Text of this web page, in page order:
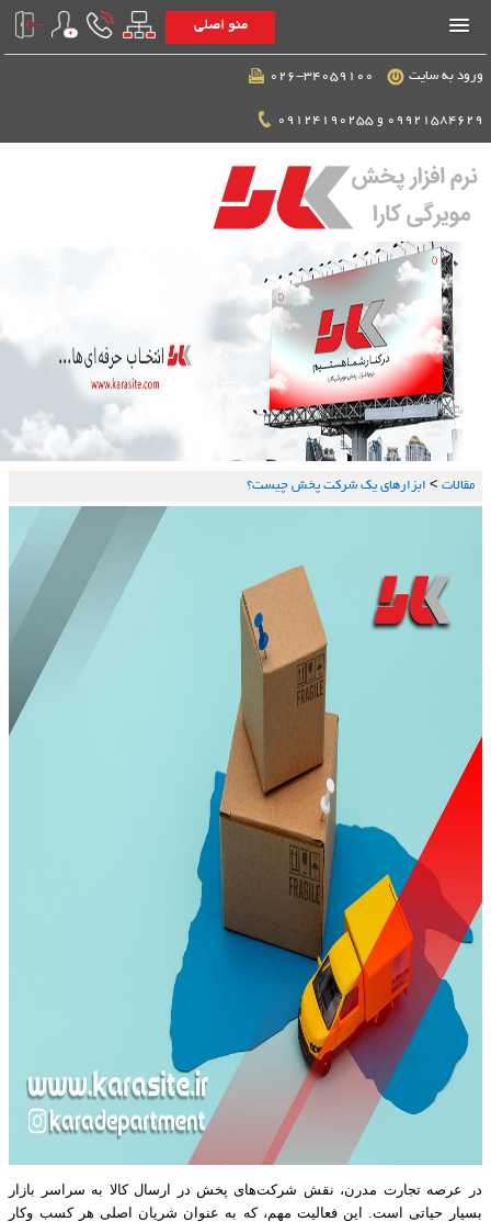
منو اصلی
ورود به سایت
مقالات > ابزارهای یک شرکت پخش چیست؟
در عرصه تجارت مدرن، نقش شرکت‌های پخش در ارسال کالا به سراسر بازار
بسیار حیاتی است. این فعالیت مهم، که به عنوان شریان اصلی هر کسب ‌وکار